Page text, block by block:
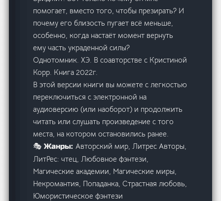
помогает, вместо того, чтобы презирать? И
почему его близость пугает всё меньше,
особенно, когда настаёт момент вернуть
ему часть украденной силы?
Однотомник. ХЭ. В соавторстве с Кристиной
Корр. Книга 2022г.
В этой версии книги вы можете с легкостью
переключиться с электронной на
аудиоверсию (или наоборот) и продолжить
читать или слушать произведение с того
места, на котором остановились ранее.
🎭 Жанры: Авторский мир, Литрес Авторы,
ЛитРес: чтец, Любовное фэнтези,
Магические академии, Магические миры,
Некромантия, Попаданка, Страстная любовь,
Юмористическое фэнтези